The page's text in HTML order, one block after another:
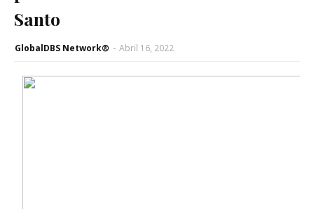
Santo
GlobalDBS Network® - Abril 16, 2022